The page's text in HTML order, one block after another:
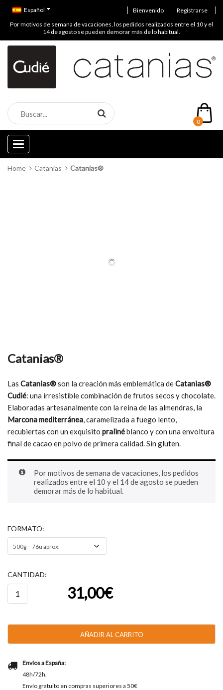
Bienvenido Registrarse
Español
Por motivos de semana de vacaciones, los pedidos realizados entre el 10 y el
14 de agosto se pueden demorar más de lo habitual.
0
Categories
Home Catanias Catanias®
Catanias®
Las Catanias®son la creación más emblemática deCatanias®
Cudié: una irresistible combinación de frutos secos y chocolate.
Elaboradas artesanalmente con la reina de las almendras, la
Marcona mediterránea, caramelizada a fuego lento,
recubiertas con un exquisito pralinéblanco y con una envoltura
final de cacao en polvo de primera calidad. Sin gluten.
Por motivos de semana de vacaciones, los pedidos
realizados entre el 10 y el 14 de agosto se pueden
demorar más de lo habitual.
FORMATO
CANTIDAD:
Catanias®
cantidad
31,00€
AÑADIR AL CARRITO
Envíos a España:
48h/72h.
Envío gratuito en compras superiores a 50€